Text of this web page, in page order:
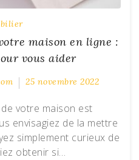
maison en ligne :
vous aider
25 novembre 2022
votre maison est
envisagiez de la mettre
simplement curieux de
obtenir si…